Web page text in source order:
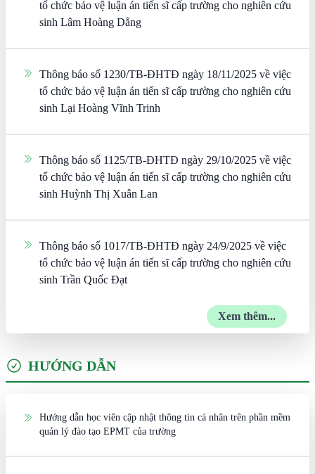
tổ chức bảo vệ luận án tiến sĩ cấp trường cho nghiên cứu
sinh Lâm Hoàng Dẳng
Thông báo số 1230/TB-ĐHTĐ ngày 18/11/2025 về việc
tổ chức bảo vệ luận án tiến sĩ cấp trường cho nghiên cứu
sinh Lại Hoàng Vĩnh Trinh
Thông báo số 1125/TB-ĐHTĐ ngày 29/10/2025 về việc
tổ chức bảo vệ luận án tiến sĩ cấp trường cho nghiên cứu
sinh Huỳnh Thị Xuân Lan
Thông báo số 1017/TB-ĐHTĐ ngày 24/9/2025 về việc
tổ chức bảo vệ luận án tiến sĩ cấp trường cho nghiên cứu
sinh Trần Quốc Đạt
Xem thêm...
HƯỚNG DẪN
Hướng dẫn học viên cập nhật thông tin cá nhân trên phần mềm
quản lý đào tạo EPMT của trường